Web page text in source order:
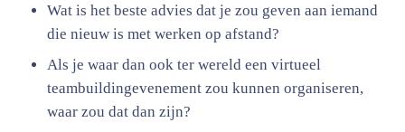
Wat is het beste advies dat je zou geven aan iemand
die nieuw is met werken op afstand?
Als je waar dan ook ter wereld een virtueel
teambuildingevenement zou kunnen organiseren,
waar zou dat dan zijn?